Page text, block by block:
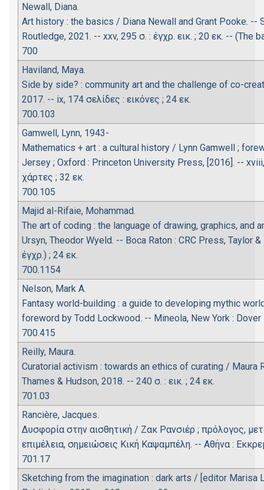
Newall, Diana.
Art history : the basics / Diana Newall and Grant Pooke. --
Routledge, 2021. -- xxv, 295 σ. : έγχρ. εικ. ; 20 εκ. -- (The
700
Haviland, Maya.
Side by side? : community art and the challenge of co-
2017. -- ix, 174 σελίδες : εικόνες ; 24 εκ.
700.103
Gamwell, Lynn, 1943-
Mathematics + art : a cultural history / Lynn Gamwell ;
Jersey ; Oxford : Princeton University Press, [2016]. -- xviii,
χάρτες ; 32 εκ.
700.105
Majid al-Rifaie, Mohammad.
The art of coding : the language of drawing, graphics, and
Ursyn, Theodor Wyeld. -- Boca Raton : CRC Press, Taylor
έγχρ.) ; 24 εκ.
700.1154
Nelson, Mark A.
Fantasy world-building : a guide to developing mythic
foreword by Todd Lockwood. -- Mineola, New York :
700.415
Reilly, Maura.
Curatorial activism : towards an ethics of curating / Maura
Thames & Hudson, 2018. -- 240 σ. : εικ. ; 24 εκ.
701.03
Rancière, Jacques.
Δυσφορία στην αισθητική / Ζακ Ρανσιέρ ; πρόλογος,
επιμέλεια, σημειώσεις Κική Καψαμπέλη. -- Αθήνα :
701.17
Sketching from the imagination : dark arts / [editor Marisa